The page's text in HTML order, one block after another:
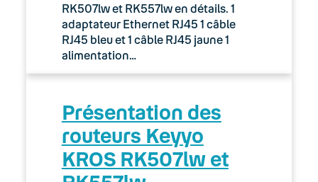
Se connecter au CallPad
Support de l’application
CallPad
avancées
CallPad — Premiers pas
Utiliser le Callpad
RK507lw et RK557lw en détails. 1
adaptateur Ethernet RJ45 1 câble
RJ45 bleu et 1 câble RJ45 jaune 1
alimentation…
Présentation des
routeurs Keyyo
KROS RK507lw et